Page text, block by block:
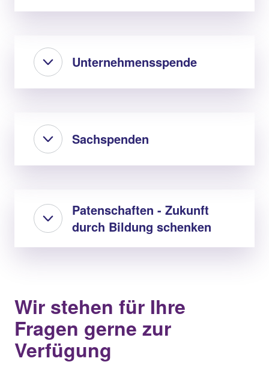
Unternehmensspende
Sachspenden
Patenschaften - Zukunft
durch Bildung schenken
Wir stehen für Ihre
Fragen gerne zur
Verfügung